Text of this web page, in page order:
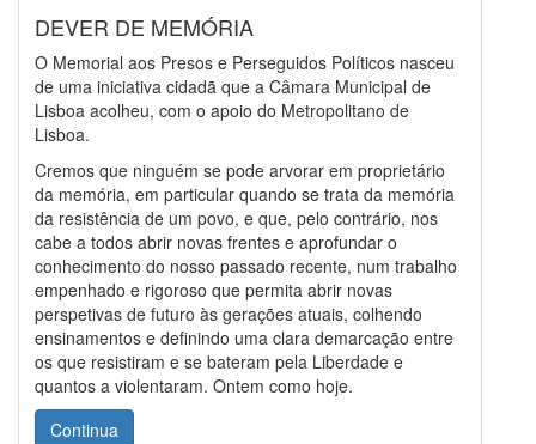
DEVER DE MEMÓRIA
O Memorial aos Presos e Perseguidos Políticos nasceu
de uma iniciativa cidadã que a Câmara Municipal de
Lisboa acolheu, com o apoio do Metropolitano de
Lisboa.
Cremos que ninguém se pode arvorar em proprietário
da memória, em particular quando se trata da memória
da resistência de um povo, e que, pelo contrário, nos
cabe a todos abrir novas frentes e aprofundar o
conhecimento do nosso passado recente, num trabalho
empenhado e rigoroso que permita abrir novas
perspetivas de futuro às gerações atuais, colhendo
ensinamentos e definindo uma clara demarcação entre
os que resistiram e se bateram pela Liberdade e
quantos a violentaram. Ontem como hoje.
Continua